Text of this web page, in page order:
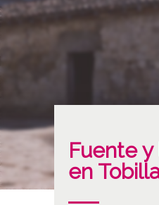
Fuente
en